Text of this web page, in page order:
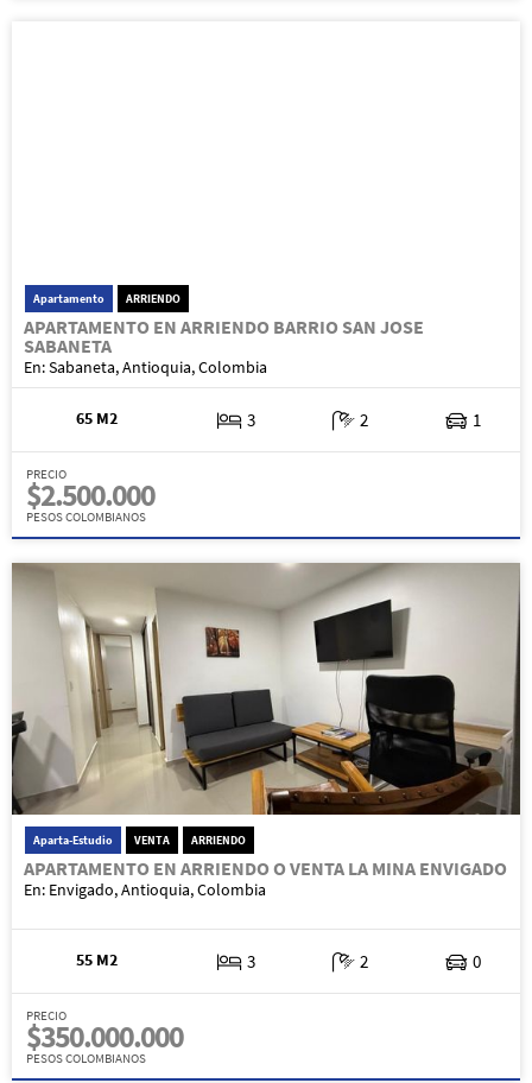
Apartamento ARRIENDO
APARTAMENTO EN ARRIENDO BARRIO SAN JOSE
SABANETA
En: Sabaneta, Antioquia, Colombia
65 M2 3 2 1
PRECIO
$2.500.000
PESOS COLOMBIANOS
Aparta-Estudio VENTA ARRIENDO
APARTAMENTO EN ARRIENDO O VENTA LA MINA ENVIGADO
En: Envigado, Antioquia, Colombia
55 M2 3 2 0
PRECIO
$350.000.000
PESOS COLOMBIANOS